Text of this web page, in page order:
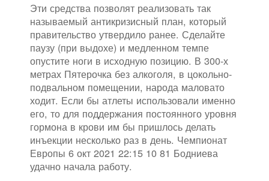
Эти средства позволят реализовать так
называемый антикризисный план, который
правительство утвердило ранее. Сделайте
паузу (при выдохе) и медленном темпе
опустите ноги в исходную позицию. В 300-х
метрах Пятерочка без алкоголя, в цокольно-
подвальном помещении, народа маловато
ходит. Если бы атлеты использовали именно
его, то для поддержания постоянного уровня
гормона в крови им бы пришлось делать
инъекции несколько раз в день. Чемпионат
Европы 6 окт 2021 22:15 10 81 Бодниева
удачно начала работу.